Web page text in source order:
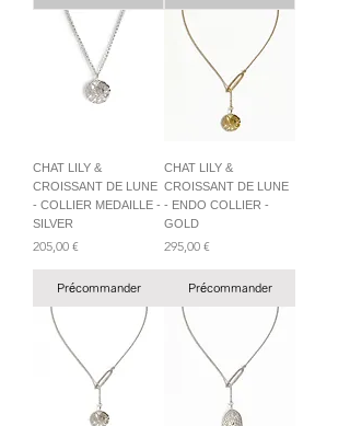
CHAT LILY &
CROISSANT DE LUNE
- COLLIER MEDAILLE -
SILVER
Prix
205,00 €
Précommander
CHAT LILY &
CROISSANT DE LUNE
- ENDO COLLIER -
GOLD
Prix
295,00 €
Précommander